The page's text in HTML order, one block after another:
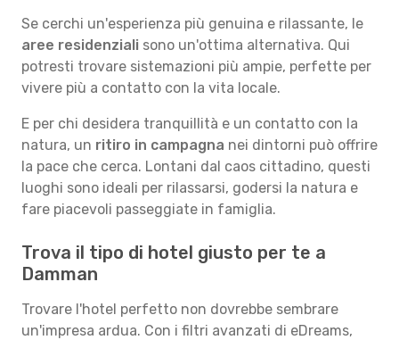
Se cerchi un'esperienza più genuina e rilassante, le
aree residenziali sono un'ottima alternativa. Qui
potresti trovare sistemazioni più ampie, perfette per
vivere più a contatto con la vita locale.
E per chi desidera tranquillità e un contatto con la
natura, un ritiro in campagna nei dintorni può offrire
la pace che cerca. Lontani dal caos cittadino, questi
luoghi sono ideali per rilassarsi, godersi la natura e
fare piacevoli passeggiate in famiglia.
Trova il tipo di hotel giusto per te a
Damman
Trovare l'hotel perfetto non dovrebbe sembrare
un'impresa ardua. Con i filtri avanzati di eDreams,